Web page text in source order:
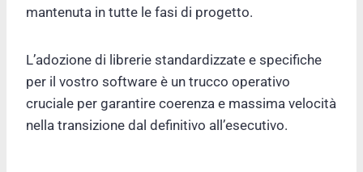
mantenuta in tutte le fasi di progetto.
L’adozione di librerie standardizzate e specifiche
per il vostro software è un trucco operativo
cruciale per garantire coerenza e massima velocità
nella transizione dal definitivo all’esecutivo.